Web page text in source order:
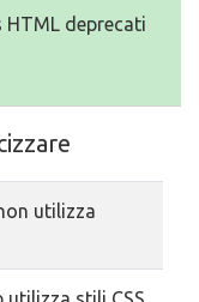
deprecati
utilizza